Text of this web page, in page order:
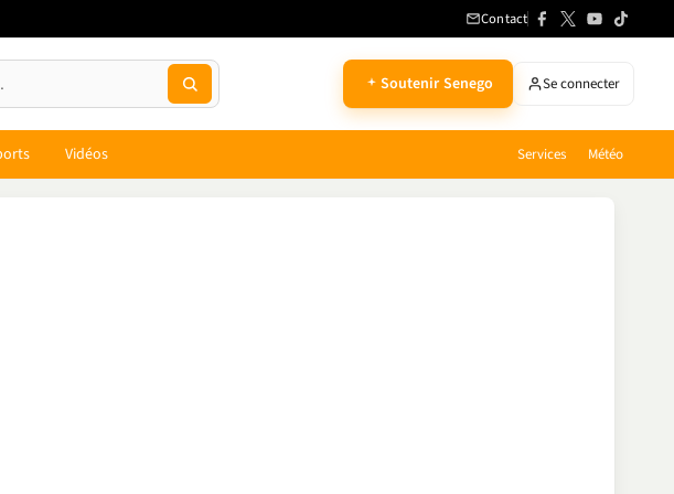
Contact
Soutenir Senego Se connecter
Vidéos Services Météo